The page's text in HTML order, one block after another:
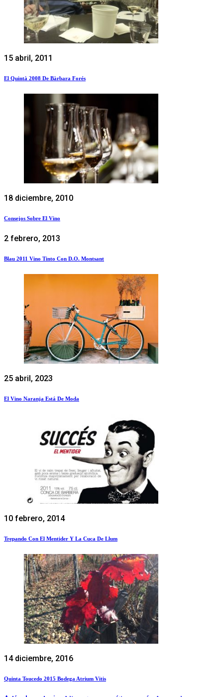
15 abril, 2011
El Quintà 2008 De Bàrbara Forés
18 diciembre, 2010
Consejos Sobre El Vino
2 febrero, 2013
Blau 2011 Vino Tinto Con D.O. Montsant
25 abril, 2023
El Vino Naranja Está De Moda
10 febrero, 2014
Trepando Con El Mentider Y La Cuca De Llum
14 diciembre, 2016
Quinta Toucedo 2015 Bodega Atrium Vitis